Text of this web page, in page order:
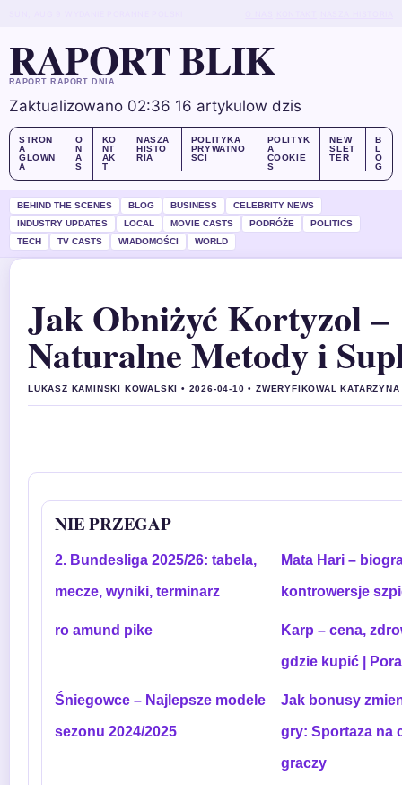
RAPORT BLIK
RAPORT RAPORT DNIA
Zaktualizowano 02:36 16 artykulow dzis
STRON
A
GLOWN
A
O
N
A
S
KO
NT
AK
T
NASZA
HISTO
RIA
POLITYKA
PRYWATNO
SCI
POLITYK
A
COOKIE
S
NEW
SLET
TER
B
L
O
G
BEHIND THE SCENES BLOG BUSINESS
CELEBRITY NEWS
INDUSTRY UPDATES
LOCAL MOVIE CASTS PODRÓŻE
POLITICS
TECH
TV CASTS WIADOMOŚCI WORLD
Jak Obniżyć Kortyzol –
Naturalne Metody i
LUKASZ KAMINSKI KOWALSKI • 2026-04-10 • ZWERYFIKOWAL KATARZYNA
NIE PRZEGAP
2. Bundesliga 2025/26: tabela,
mecze, wyniki, terminarz
Mata Hari –
kontrowersje
ro amund pike Karp – cena,
gdzie kupić |
Śniegowce – Najlepsze modele
sezonu 2024/2025
Jak bonusy
gry: Sportaza na
graczy